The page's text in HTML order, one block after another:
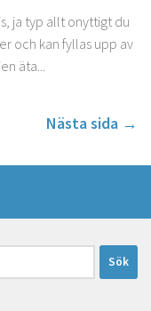
ja typ allt onyttigt du
och kan fyllas upp av
äta...
Nästa sida →